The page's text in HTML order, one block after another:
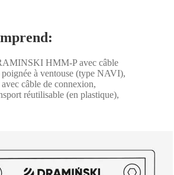
HMM-P avec câble
poignée à ventouse (type NAVI),
câble de connexion,
réutilisable (en plastique),